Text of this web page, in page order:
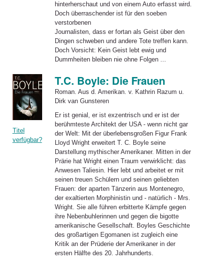
hinterherschaut und von einem Auto erfasst wird.
Doch überraschender ist für den soeben
verstorbenen
Journalisten, dass er fortan als Geist über den
Dingen schweben und andere Tote treffen kann.
Doch Vorsicht: Kein Geist lebt ewig und
Dummheiten bleiben nie ohne Folgen ...
Titel
verfügbar?
T.C. Boyle: Die Frauen
Roman. Aus d. Amerikan. v. Kathrin Razum u.
Dirk van Gunsteren
Er ist genial, er ist exzentrisch und er ist der
berühmteste Architekt der USA - wenn nicht gar
der Welt: Mit der überlebensgroßen Figur Frank
Lloyd Wright erweitert T. C.
Boyleseine
Darstellung mythischer Amerikaner. Mitten in der
Prärie hat Wright einen Traum verwirklicht: das
Anwesen Taliesin. Hier lebt und arbeitet er mit
seinen treuen Schülern und seinen geliebten
Frauen: der aparten Tänzerin aus Montenegro,
der exaltierten Morphinistin und - natürlich - Mrs.
Wright. Sie alle führen erbitterte Kämpfe gegen
ihre Nebenbuhlerinnen und gegen die bigotte
amerikanische Gesellschaft.
Boyles Geschichte
des großartigen Egomanen ist zugleich eine
Kritik an der Prüderie der Amerikaner in der
ersten Hälfte des 20. Jahrhunderts.